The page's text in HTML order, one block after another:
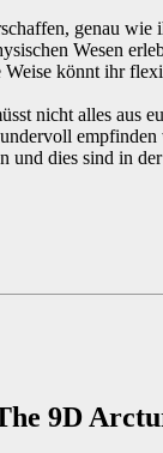
genau
Wesen
könnt ihr
nicht alles aus
dies sind in
9D